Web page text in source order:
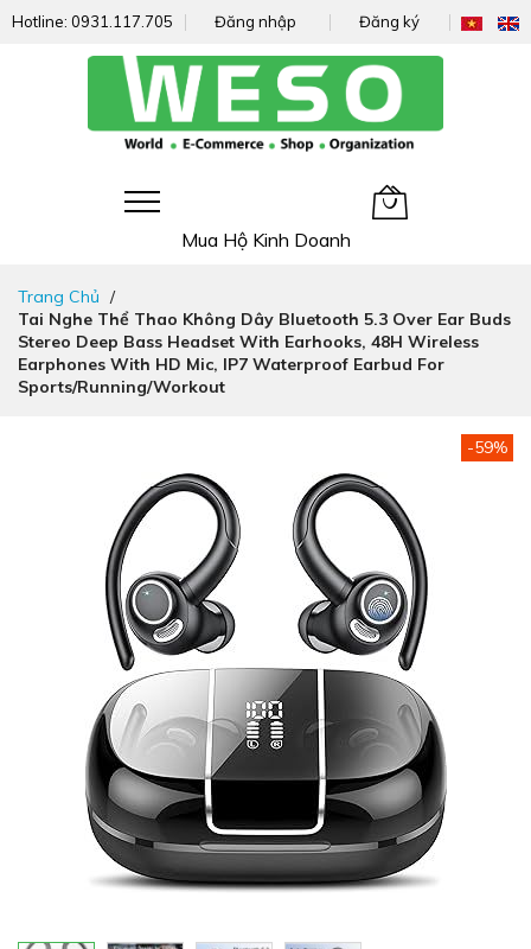
Hotline: 0931.117.705 Đăng nhập Đăng ký
Mua Hộ Kinh Doanh
nhanh
đến
nội
dung
Trang Chủ
Tai Nghe Thể Thao Không Dây Bluetooth 5.3 Over Ear Buds
Stereo Deep Bass Headset With Earhooks, 48H Wireless
Earphones With HD Mic, IP7 Waterproof Earbud For
Sports/Running/Workout
-59%